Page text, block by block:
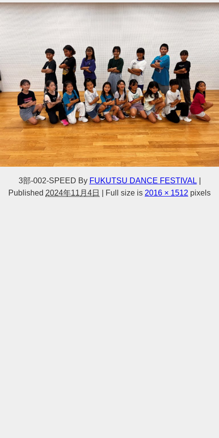
3部-002-SPEED By FUKUTSU DANCE FESTIVAL
Published 2024年11月4日 Full size is 2016 × 1512 pixels